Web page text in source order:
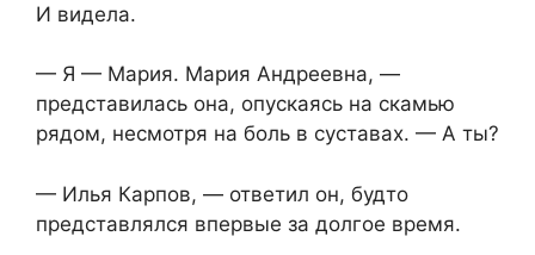
И видела.
— Я — Мария. Мария Андреевна, —
представилась она, опускаясь на скамью
рядом, несмотря на боль в суставах. — А ты?
— Илья Карпов, — ответил он, будто
представлялся впервые за долгое время.